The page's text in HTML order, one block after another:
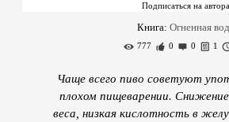
Книга: Огненная
777 0 0 1
Чаще всего пиво советуют
плохом пищеварении.
веса, низкая кислотность в